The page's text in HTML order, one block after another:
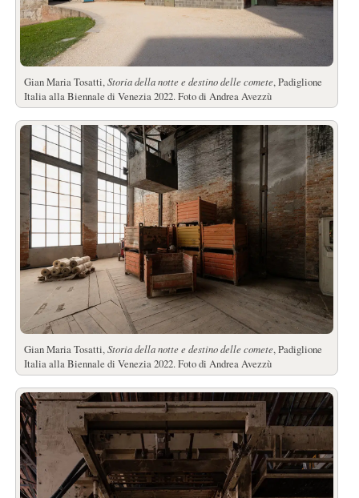
Gian Maria Tosatti,Storia della notte e destino delle comete, Padiglione
Italia alla Biennale di Venezia 2022. Foto di Andrea Avezzù
Gian Maria Tosatti,Storia della notte e destino delle comete, Padiglione
Italia alla Biennale di Venezia 2022. Foto di Andrea Avezzù